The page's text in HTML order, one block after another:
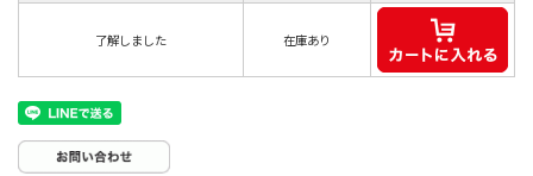
了解しました 在庫あり